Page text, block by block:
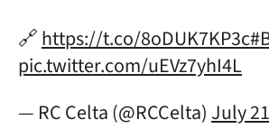
🔗https://t.co/8oDUK7KP3c
pic.twitter.com/uEVz7yhI4L
— RC Celta (@RCCelta) July